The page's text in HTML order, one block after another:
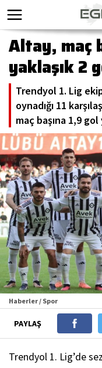
Altay, maç
yaklaşık 2
Trendyol 1. Lig
oynadığı 11
maç başına 1,9
Haberler / Spor
PAYLAŞ
Trendyol 1. Lig’de